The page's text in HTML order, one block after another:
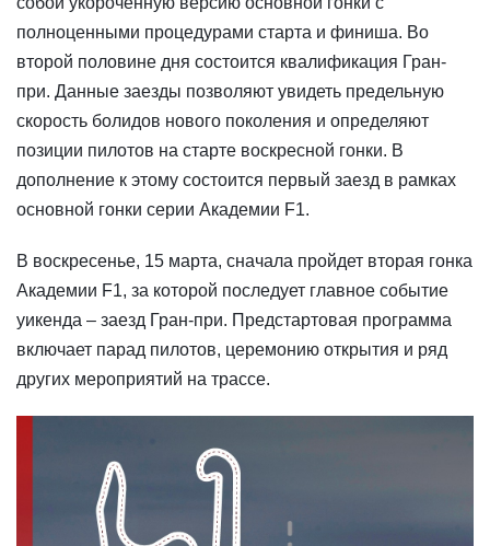
полноценными процедурами старта и финиша. Во
второй половине дня состоится квалификация Гран-
при. Данные заезды позволяют увидеть предельную
скорость болидов нового поколения и определяют
позиции пилотов на старте воскресной гонки. В
дополнение к этому состоится первый заезд в рамках
основной гонки серии Академии F1.
В воскресенье, 15 марта, сначала пройдет вторая гонка
Академии F1, за которой последует главное событие
уикенда – заезд Гран-при. Предстартовая программа
включает парад пилотов, церемонию открытия и ряд
других мероприятий на трассе.